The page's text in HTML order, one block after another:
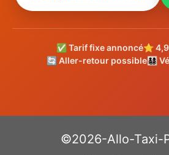
✅ Tarif fixe annoncé⭐
🔄 Aller-retour possible
©2026-Allo-Taxi-